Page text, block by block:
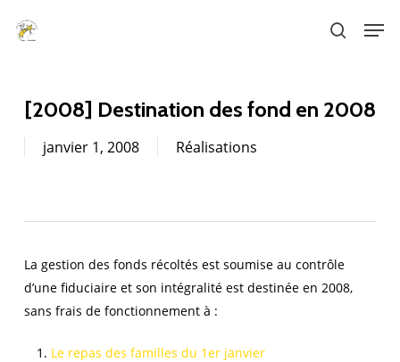
search
[2008] Destination des fond en 2008
janvier 1, 2008 Réalisations
La gestion des fonds récoltés est soumise au contrôle
d’une fiduciaire et son intégralité est destinée en 2008,
sans frais de fonctionnement à :
Le repas des familles du 1er janvier